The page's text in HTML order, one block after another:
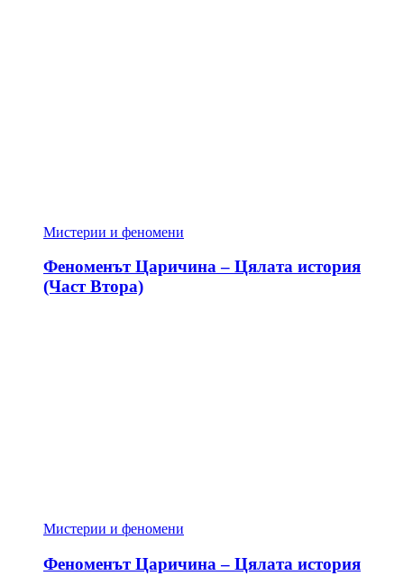
Мистерии и феномени
Феноменът Царичина – Цялата история
(Част Втора)
Мистерии и феномени
Феноменът Царичина – Цялата история